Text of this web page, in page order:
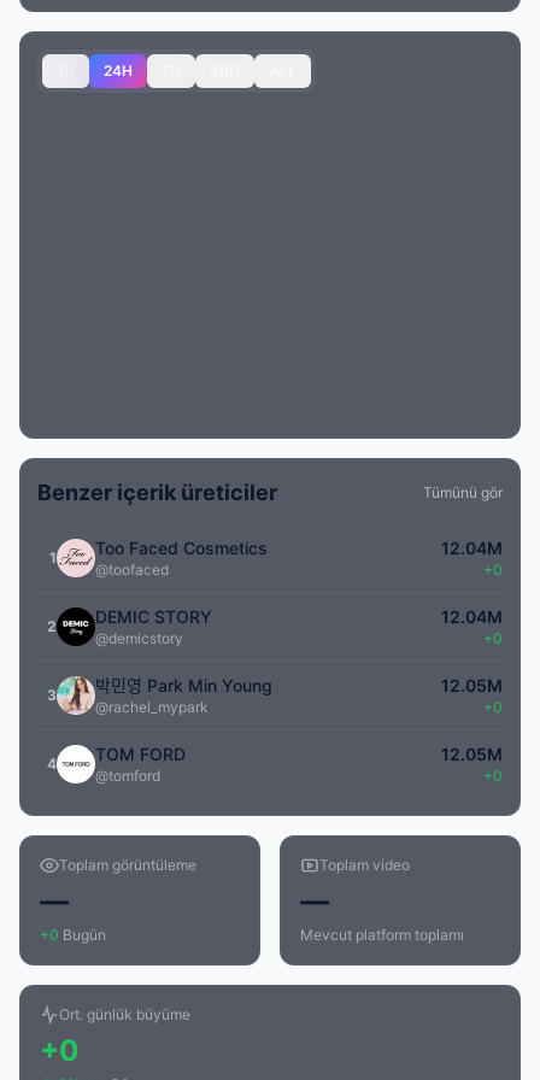
24H
Benzer içerik üreticiler Tümünü gör
1 Too Faced Cosmetics
@toofaced
12.04M
+0
2 DEMIC STORY
@demicstory
12.04M
+0
3 박민영 Park Min Young
@rachel_mypark
12.05M
+0
4 TOM FORD
@tomford
12.05M
+0
Toplam görüntüleme
—
+0 Bugün
Toplam video
—
Mevcut platform toplamı
Ort. günlük büyüme
+0